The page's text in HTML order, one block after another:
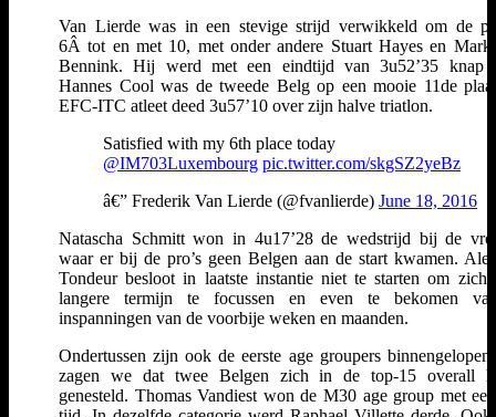
Van Lierde was in een stevige strijd verwikkeld om de
6Â tot en met 10, met onder andere Stuart Hayes en Mark
Bennink. Hij werd met een eindtijd van 3u52’35 knap
Hannes Cool was de tweede Belg op een mooie 11de
EFC-ITC atleet deed 3u57’10 over zijn halve triatlon.
Satisfied with my 6th place today
@IM703Luxembourg pic.twitter.com/skgSZ2yeBz
â€” Frederik Van Lierde (@fvanlierde) June 18, 2016
Natascha Schmitt won in 4u17’28 de wedstrijd bij de
waar er bij de pro’s geen Belgen aan de start kwamen.
Tondeur besloot in laatste instantie niet te starten om zich
langere termijn te focussen en even te bekomen
inspanningen van de voorbije weken en maanden.
Ondertussen zijn ook de eerste age groupers
zagen we dat twee Belgen zich in de top-15 overall
genesteld. Thomas Vandiest won de M30 age group met